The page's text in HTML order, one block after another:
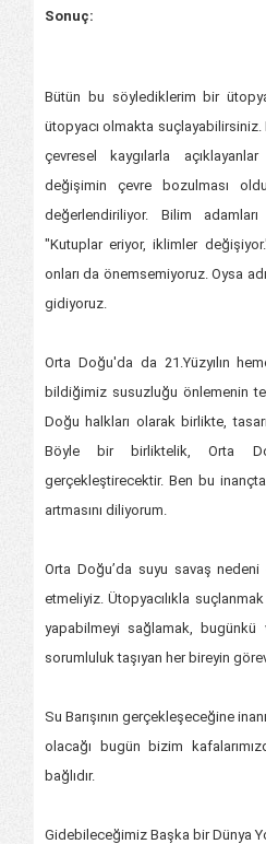
Sonuç:
Bütün bu söylediklerim bir
ütopyacı olmakta suçlayabilirsiniz.
çevresel kaygılarla
değişimin çevre bozulması
değerlendiriliyor. Bilim
"Kutuplar eriyor, iklimler
onları da önemsemiyoruz. Oysa
gidiyoruz.
Orta Doğu'da da 21.Yüzyılın
bildiğimiz susuzluğu önlemenin
Doğu halkları olarak birlikte,
Böyle bir birliktelik, Orta
gerçekleştirecektir. Ben bu
artmasını diliyorum.
Orta Doğu’da suyu savaş
etmeliyiz. Ütopyacılıkla
yapabilmeyi sağlamak, bugünkü
sorumluluk taşıyan her bireyin
Su Barışının gerçekleşeceğine
olacağı bugün bizim
bağlıdır.
Gidebileceğimiz Başka bir Dünya